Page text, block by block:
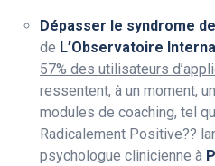
Dépasser le syndrome
de L’Observatoire
57% des utilisateurs
ressentent, à un moment,
modules de coaching, tel
Radicalement Positive??
psychologue clinicienne à